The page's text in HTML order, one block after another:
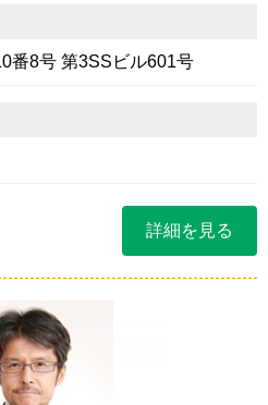
番8号 第3SSビル601号
詳細を見る